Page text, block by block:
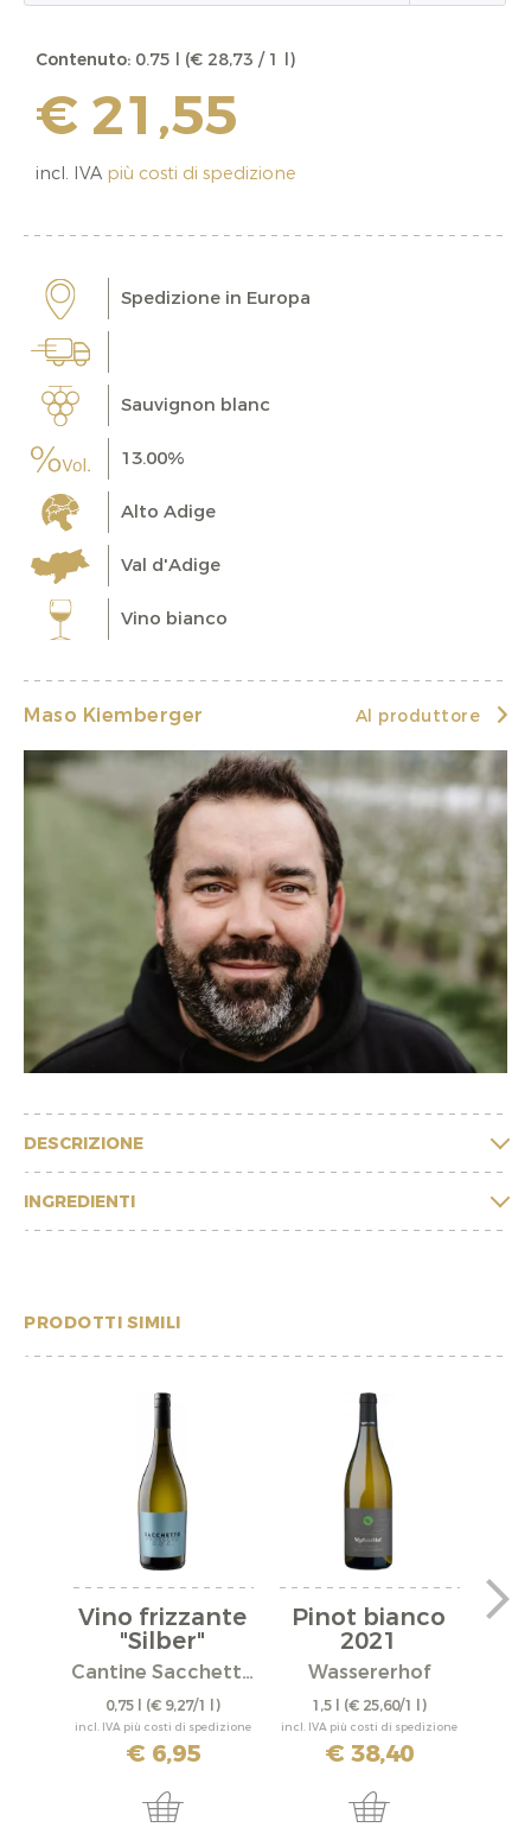
Contenuto: 0.75 l (€ 28,73 / 1 l)
€ 21,55
incl. IVA più costi di spedizione
Spedizione in Europa
Sauvignon blanc
13.00%
Alto Adige
Val d'Adige
Vino bianco
Maso Kiemberger Al produttore
DESCRIZIONE
INGREDIENTI
PRODOTTI SIMILI
Vino frizzante
"Silber"
Cantine Sacchetto S.r.l.
0,75 l (€ 9,27/1 l)
incl. IVA più costi di spedizione
€ 6,95
Pinot bianco
2021
Wassererhof
1,5 l (€ 25,60/1 l)
incl. IVA più costi di spedizione
€ 38,40